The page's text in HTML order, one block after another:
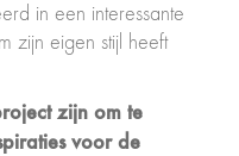
in een interessante
zijn eigen stijl heeft
zijn om te
voor de